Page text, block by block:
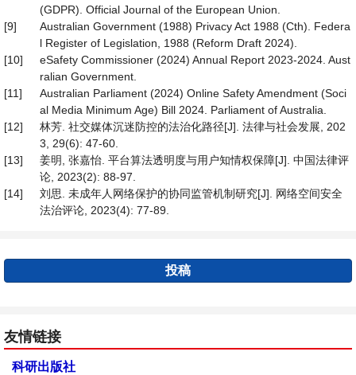
(GDPR). Official Journal of the European Union.
[9]
Australian Government (1988) Privacy Act 1988 (Cth). Federa
l Register of Legislation, 1988 (Reform Draft 2024).
[10]
eSafety Commissioner (2024) Annual Report 2023-2024. Aust
ralian Government.
[11]
Australian Parliament (2024) Online Safety Amendment (Soci
al Media Minimum Age) Bill 2024. Parliament of Australia.
[12]
林芳. 社交媒体沉迷防控的法治化路径[J]. 法律与社会发展, 202
3, 29(6): 47-60.
[13]
姜明, 张嘉怡. 平台算法透明度与用户知情权保障[J]. 中国法律评
论, 2023(2): 88-97.
[14]
刘思. 未成年人网络保护的协同监管机制研究[J]. 网络空间安全
法治评论, 2023(4): 77-89.
投稿
友情链接
科研出版社